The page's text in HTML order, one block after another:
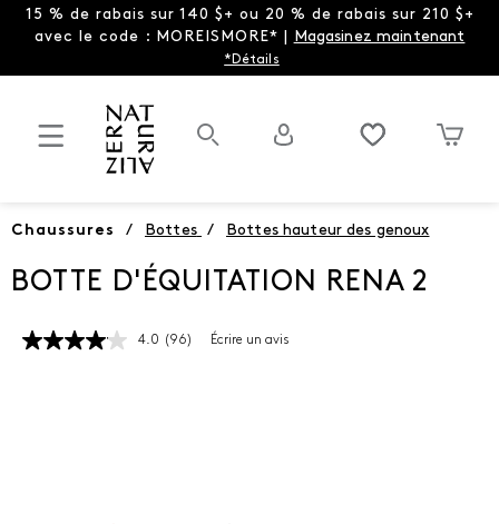
15 % de rabais sur 140 $+ ou 20 % de rabais sur 210 $+
avec le code : MOREISMORE* | Magasinez maintenant
*Détails
Chaussures / Bottes / Bottes hauteur des genoux
BOTTE D'ÉQUITATION RENA 2
4.0 Lire
(96) Écrire un avis